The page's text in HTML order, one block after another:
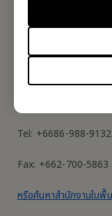
บริษัท เบ็นคิว (ประเทศ
287 อาคารลิเบอร์ตี้ส
Tel: +6686-988-9132
Fax: +662-700-5863
หรือค้นหาสำนักงานใน